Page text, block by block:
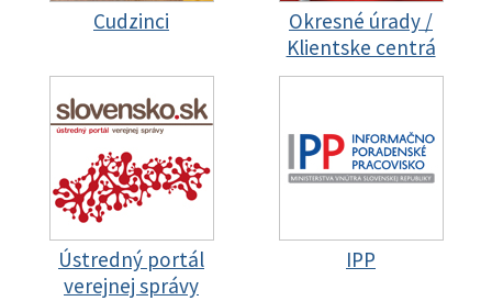
Cudzinci
Okresné úrady /
Klientske centrá
Ústredný portál
verejnej správy
IPP